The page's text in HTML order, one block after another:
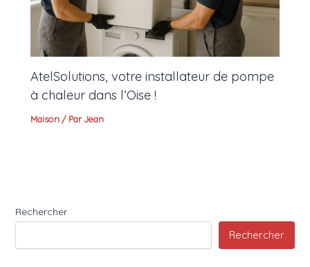
AtelSolutions, votre installateur de pompe
à chaleur dans l’Oise !
Maison / ParJean
Rechercher
Rechercher